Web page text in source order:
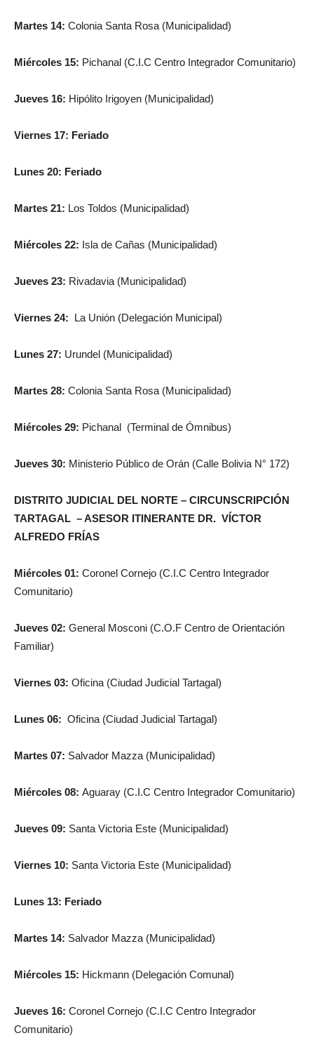
Martes 14: Colonia Santa Rosa (Municipalidad)
Miércoles 15: Pichanal (C.I.C Centro Integrador Comunitario)
Jueves 16: Hipólito Irigoyen (Municipalidad)
Viernes 17: Feriado
Lunes 20: Feriado
Martes 21: Los Toldos (Municipalidad)
Miércoles 22: Isla de Cañas (Municipalidad)
Jueves 23: Rivadavia (Municipalidad)
Viernes 24: La Unión (Delegación Municipal)
Lunes 27: Urundel (Municipalidad)
Martes 28: Colonia Santa Rosa (Municipalidad)
Miércoles 29: Pichanal (Terminal de Ómnibus)
Jueves 30: Ministerio Público de Orán (Calle Bolivia N° 172)
DISTRITO JUDICIAL DEL NORTE – CIRCUNSCRIPCIÓN
TARTAGAL –ASESOR ITINERANTE DR. VÍCTOR
ALFREDO FRÍAS
Miércoles 01: Coronel Cornejo (C.I.C Centro Integrador
Comunitario)
Jueves 02: General Mosconi (C.O.F Centro de Orientación
Familiar)
Viernes 03: Oficina (Ciudad Judicial Tartagal)
Lunes 06: Oficina (Ciudad Judicial Tartagal)
Martes 07: Salvador Mazza (Municipalidad)
Miércoles 08: Aguaray (C.I.C Centro Integrador Comunitario)
Jueves 09: Santa Victoria Este (Municipalidad)
Viernes 10: Santa Victoria Este (Municipalidad)
Lunes 13: Feriado
Martes 14: Salvador Mazza (Municipalidad)
Miércoles 15: Hickmann (Delegación Comunal)
Jueves 16: Coronel Cornejo (C.I.C Centro Integrador
Comunitario)